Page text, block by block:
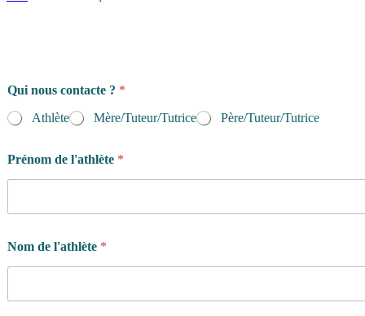
Qui nous contacte ? *
Athlète
Mère/Tuteur/Tutrice Père/Tuteur/Tutrice
Prénom de l'athlète *
r
o
Nom de l'athlète *